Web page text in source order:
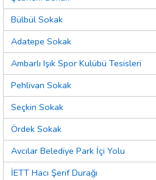
Bülbül Sokak
Adatepe Sokak
Ambarlı Işık Spor Kulübü Tesisleri
Pehlivan Sokak
Seçkin Sokak
Ördek Sokak
Avcılar Belediye Park İçi Yolu
İETT Hacı Şerif Durağı